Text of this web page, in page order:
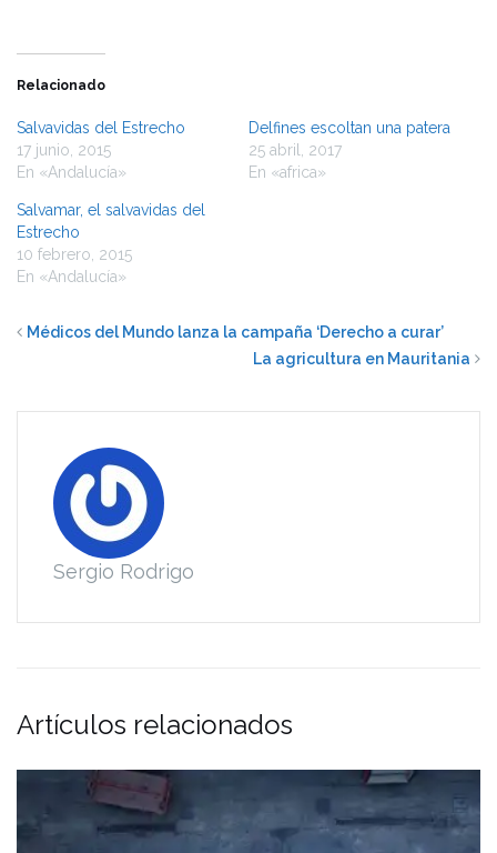
Relacionado
Salvavidas del Estrecho
17 junio, 2015
En «Andalucía»
Delfines escoltan una patera
25 abril, 2017
En «africa»
Salvamar, el salvavidas del
Estrecho
10 febrero, 2015
En «Andalucía»
Médicos del Mundo lanza la campaña ‘Derecho a curar’
La agricultura en Mauritania
Sergio Rodrigo
Artículos relacionados